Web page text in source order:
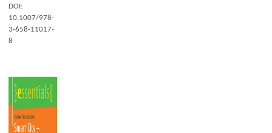
DOI:
10.1007/978-
3-658-11017-
8